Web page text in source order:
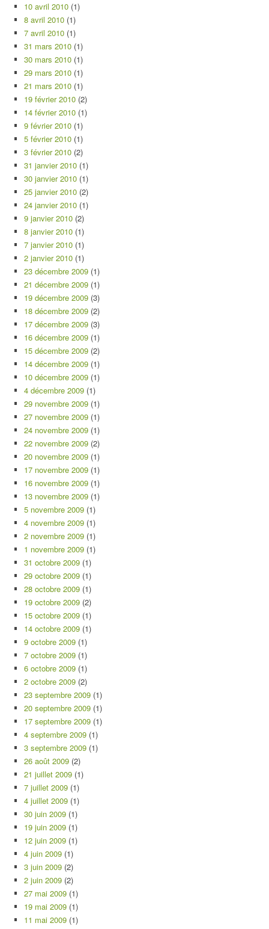
10 avril 2010 (1)
8 avril 2010 (1)
7 avril 2010 (1)
31 mars 2010 (1)
30 mars 2010 (1)
29 mars 2010 (1)
21 mars 2010 (1)
19 février 2010 (2)
14 février 2010 (1)
9 février 2010 (1)
5 février 2010 (1)
3 février 2010 (2)
31 janvier 2010 (1)
30 janvier 2010 (1)
25 janvier 2010 (2)
24 janvier 2010 (1)
9 janvier 2010 (2)
8 janvier 2010 (1)
7 janvier 2010 (1)
2 janvier 2010 (1)
23 décembre 2009 (1)
21 décembre 2009 (1)
19 décembre 2009 (3)
18 décembre 2009 (2)
17 décembre 2009 (3)
16 décembre 2009 (1)
15 décembre 2009 (2)
14 décembre 2009 (1)
10 décembre 2009 (1)
4 décembre 2009 (1)
29 novembre 2009 (1)
27 novembre 2009 (1)
24 novembre 2009 (1)
22 novembre 2009 (2)
20 novembre 2009 (1)
17 novembre 2009 (1)
16 novembre 2009 (1)
13 novembre 2009 (1)
5 novembre 2009 (1)
4 novembre 2009 (1)
2 novembre 2009 (1)
1 novembre 2009 (1)
31 octobre 2009 (1)
29 octobre 2009 (1)
28 octobre 2009 (1)
19 octobre 2009 (2)
15 octobre 2009 (1)
14 octobre 2009 (1)
9 octobre 2009 (1)
7 octobre 2009 (1)
6 octobre 2009 (1)
2 octobre 2009 (2)
23 septembre 2009 (1)
20 septembre 2009 (1)
17 septembre 2009 (1)
4 septembre 2009 (1)
3 septembre 2009 (1)
26 août 2009 (2)
21 juillet 2009 (1)
7 juillet 2009 (1)
4 juillet 2009 (1)
30 juin 2009 (1)
19 juin 2009 (1)
12 juin 2009 (1)
4 juin 2009 (1)
3 juin 2009 (2)
2 juin 2009 (2)
27 mai 2009 (1)
19 mai 2009 (1)
11 mai 2009 (1)